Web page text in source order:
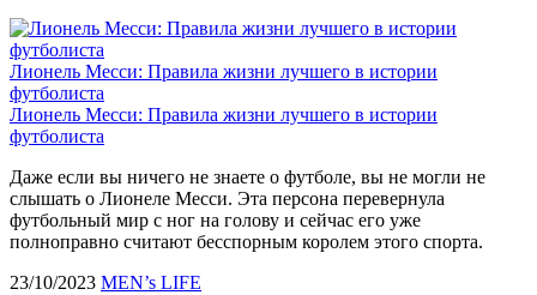
Лионель Месси: Правила жизни лучшего в истории
футболиста
Лионель Месси: Правила жизни лучшего в истории
футболиста
Даже если вы ничего не знаете о футболе, вы не могли не
слышать о Лионеле Месси. Эта персона перевернула
футбольный мир с ног на голову и сейчас его уже
полноправно считают бесспорным королем этого спорта.
23/10/2023 MEN’s LIFE